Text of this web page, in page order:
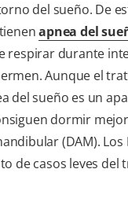
del sueño. De
apnea del
respirar durante
Aunque el
del sueño es un
dormir
(DAM).
de casos leves del